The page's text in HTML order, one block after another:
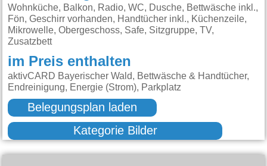
Wohnküche, Balkon, Radio, WC, Dusche, Bettwäsche inkl.,
Fön, Geschirr vorhanden, Handtücher inkl., Küchenzeile,
Mikrowelle, Obergeschoss, Safe, Sitzgruppe, TV,
Zusatzbett
im Preis enthalten
aktivCARD Bayerischer Wald, Bettwäsche & Handtücher,
Endreinigung, Energie (Strom), Parkplatz
Belegungsplan laden
Kategorie Bilder